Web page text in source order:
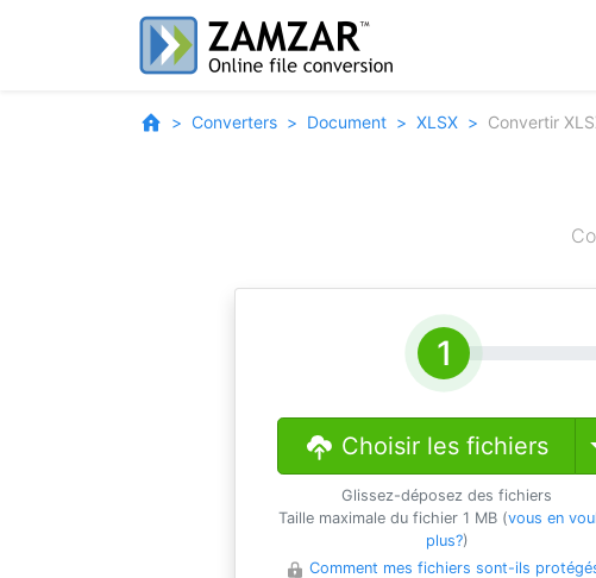
Converters Document XLSX Convertir
Choisir les fichiers
Glissez-déposez des fichiers
Taille maximale du fichier 1 MB (vous en
plus?)
Comment mes fichiers sont-ils